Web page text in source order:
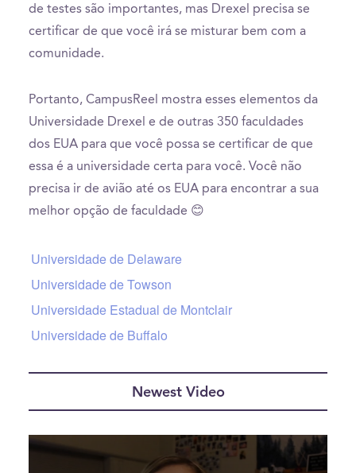
de testes são importantes, mas Drexel precisa se
certificar de que você irá se misturar bem com a
comunidade.
Portanto, CampusReel mostra esses elementos da
Universidade Drexel e de outras 350 faculdades
dos EUA para que você possa se certificar de que
essa é a universidade certa para você. Você não
precisa ir de avião até os EUA para encontrar a sua
melhor opção de faculdade 😊
Universidade de Delaware
Universidade de Towson
Universidade Estadual de Montclair
Universidade de Buffalo
Newest Video